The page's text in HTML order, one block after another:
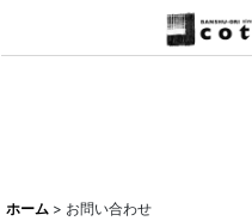
ホーム > お問い合わせ